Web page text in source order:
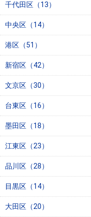
資
件
す
購入向け
サービス
住まいと
暮らしの
取り
売却向け
サービス
住まいと
暮らしの
税金の本
（電子ブ
ック）
会社案内
（電子ブ
ック版）
千代田区（13）
中央区（14）
港区（51）
新宿区（42）
文京区（30）
台東区（16）
墨田区（18）
江東区（23）
品川区（28）
目黒区（14）
大田区（20）